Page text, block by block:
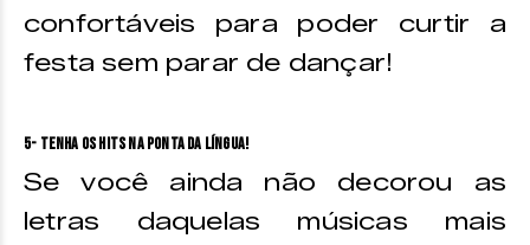
confortáveis para poder curtir a
festa sem parar de dançar!
5- Tenha os hits na ponta da língua!
Se você ainda não decorou as
letras daquelas músicas mais